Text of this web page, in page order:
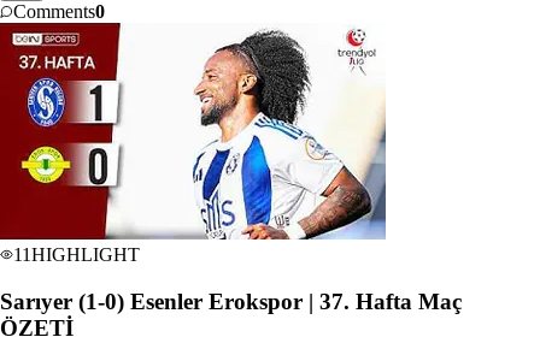
Comments0
11HIGHLIGHT
Sarıyer (1-0) Esenler Erokspor | 37. Hafta Maç
ÖZETİ